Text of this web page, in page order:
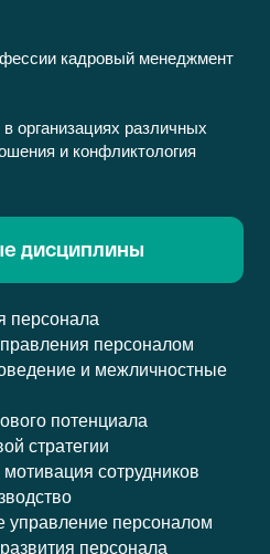
кадровый менеджмент
организациях различных
и конфликтология
персонала
персоналом
и межличностные
потенциала
стратегии
сотрудников
дисциплины
управление персоналом
персонала